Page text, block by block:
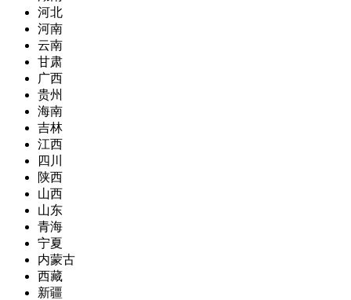
河北
河南
云南
甘肃
广西
贵州
海南
吉林
江西
四川
陕西
山西
山东
青海
宁夏
内蒙古
西藏
新疆